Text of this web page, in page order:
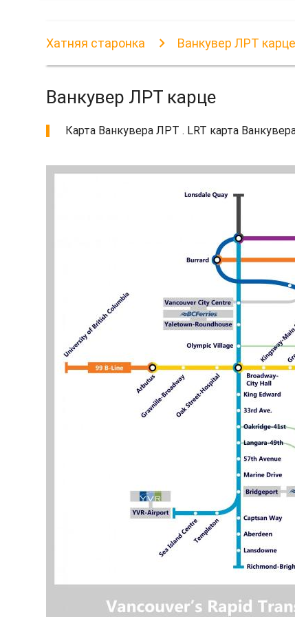
Хатняя старонка Ванкувер ЛРТ карце
Ванкувер ЛРТ карце
Карта Ванкувера ЛРТ . LRT карта